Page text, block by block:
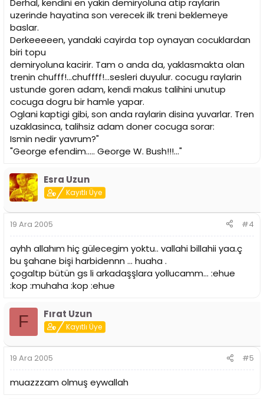
Derhal, kendini en yakin demiryoluna atip raylarin
uzerinde hayatina son verecek ilk treni beklemeye
baslar.
Derkeeeeen, yandaki cayirda top oynayan cocuklardan
biri topu
demiryoluna kacirir. Tam o anda da, yaklasmakta olan
trenin chufff!...chuffff!...sesleri duyulur. cocugu raylarin
ustunde goren adam, kendi makus talihini unutup
cocuga dogru bir hamle yapar.
Oglani kaptigi gibi, son anda raylarin disina yuvarlar. Tren
uzaklasinca, talihsiz adam doner cocuga sorar:
Ismin nedir yavrum?"
"George efendim..... George W. Bush!!!..."
Esra Uzun
Kayıtlı Üye
19 Ara 2005 #4
ayhh allahım hiç gülecegim yoktu.. vallahi billahii yaa.ç
bu şahane bişi harbidennn ... huaha .
çogaltıp bütün gs li arkadaşşlara yollucamm... :ehue
:kop :muhaha :kop :ehue
F Fırat Uzun
Kayıtlı Üye
19 Ara 2005 #5
muazzzam olmuş eywallah